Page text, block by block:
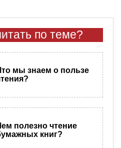
по теме?
мы знаем о пользе
полезно чтение
книг?